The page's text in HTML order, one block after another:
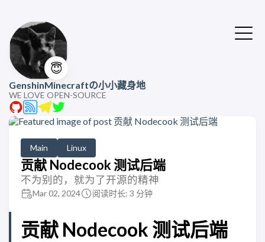
😇
GenshinMinecraftの小小藏身地
WE LOVE OPEN-SOURCE
Main Linux
贡献 Nodecook 测试后端
不为别的，就为了开源的精神
Mar 02, 2024 阅读时长: 3 分钟
贡献 Nodecook 测试后端